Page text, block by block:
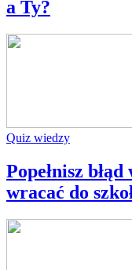
a Ty?
Quiz wiedzy
Popełnisz
wracać do